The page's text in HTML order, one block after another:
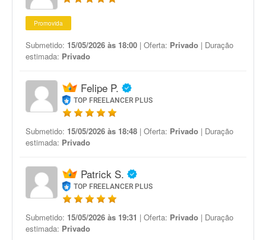
Promovida
Submetido: 15/05/2026 às 18:00 | Oferta: Privado | Duração
estimada: Privado
Felipe P.
TOP FREELANCER PLUS
Submetido: 15/05/2026 às 18:48 | Oferta: Privado | Duração
estimada: Privado
Patrick S.
TOP FREELANCER PLUS
Submetido: 15/05/2026 às 19:31 | Oferta: Privado | Duração
estimada: Privado